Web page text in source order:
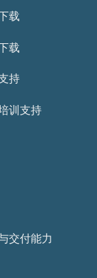
载
载
持
训支持
交付能力